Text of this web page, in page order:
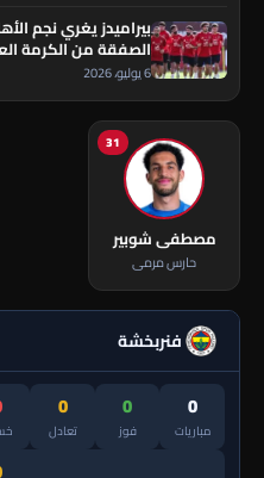
بيراميدز يغري نجم
الصفقة من الكرمة
6 يوليو، 2026
31
مصطفى شوبير
حارس مرمى
فنربخشة
0
مباريات
0
فوز
0
تعادل